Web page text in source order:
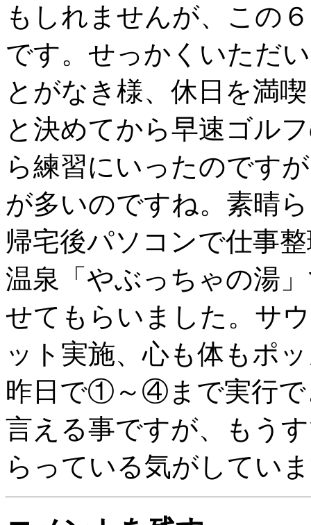
もしれませんが、この
です。せっかくいただ
とがなき様、休日を満
と決めてから早速ゴル
ら練習にいったのです
が多いのですね。素晴
帰宅後パソコンで仕事
温泉「やぶっちゃの湯
せてもらいました。サ
ット実施、心も体もポ
昨日で①～④まで実行
言える事ですが、もう
らっている気がしてい